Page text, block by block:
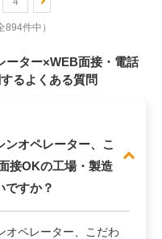
894件中）
ーター×WEB面接・電話
るよくある質問
オペレーター、こ
接OKの工場・製造
ですか？
オペレーター、こだわ